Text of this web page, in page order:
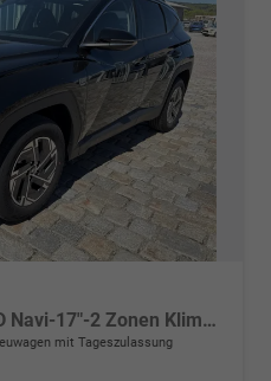
Jubile 1.6 T-GDI 48V 2WD Navi-17"-2 Zonen Klimaautomatik-LED-Kamera-Sofort
mit Tageszulassung